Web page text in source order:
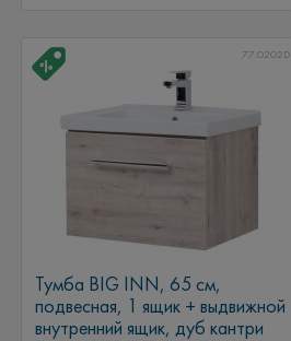
77.0202D
Тумба BIG INN, 65 см,
подвесная, 1 ящик + выдвижной
внутренний ящик, дуб кантри